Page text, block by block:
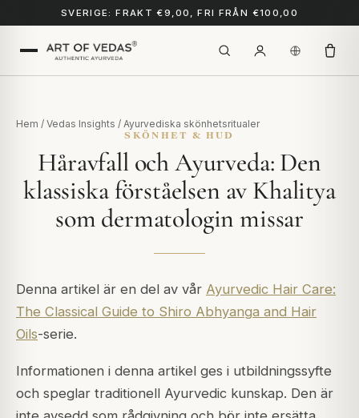
SVERIGE: FRAKT €9,00, FRI FRÅN €100,00
Hem / Vedas Insights / Ayurvediska skönhetsritualer
SKÖNHET & HUD
Håravfall och Ayurveda: Den
klassiska förståelsen av Khalitya
som dermatologin missar
Denna artikel är en del av vår Ayurvedic Hair Care:
The Classical Guide to Shiro Abhyanga and Hair
Oils-serie.
Informationen i denna artikel ges i utbildningssyfte
och speglar traditionell Ayurvedic kunskap. Den är